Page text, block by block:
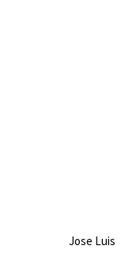
Jose